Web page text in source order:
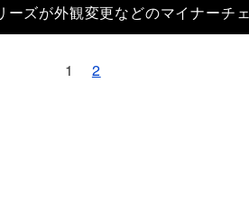
ーズが外観変更などのマイナーチ
1 2